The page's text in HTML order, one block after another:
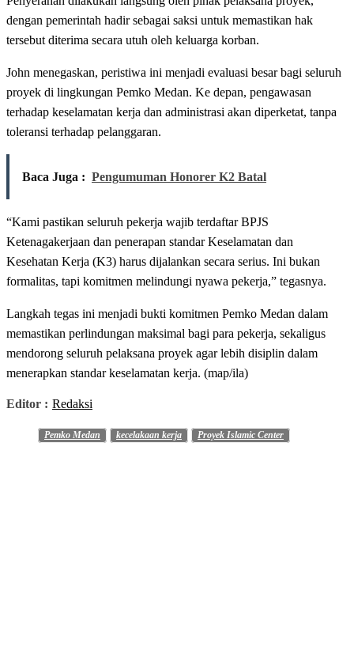
dengan pemerintah hadir sebagai saksi untuk memastikan hak
tersebut diterima secara utuh oleh keluarga korban.
John menegaskan, peristiwa ini menjadi evaluasi besar bagi seluruh
proyek di lingkungan Pemko Medan. Ke depan, pengawasan
terhadap keselamatan kerja dan administrasi akan diperketat, tanpa
toleransi terhadap pelanggaran.
Baca Juga : Pengumuman Honorer K2 Batal
“Kami pastikan seluruh pekerja wajib terdaftar BPJS
Ketenagakerjaan dan penerapan standar Keselamatan dan
Kesehatan Kerja (K3) harus dijalankan secara serius. Ini bukan
formalitas, tapi komitmen melindungi nyawa pekerja,” tegasnya.
Langkah tegas ini menjadi bukti komitmen Pemko Medan dalam
memastikan perlindungan maksimal bagi para pekerja, sekaligus
mendorong seluruh pelaksana proyek agar lebih disiplin dalam
menerapkan standar keselamatan kerja. (map/ila)
Editor : Redaksi
Pemko Medan kecelakaan kerja Proyek Islamic Center